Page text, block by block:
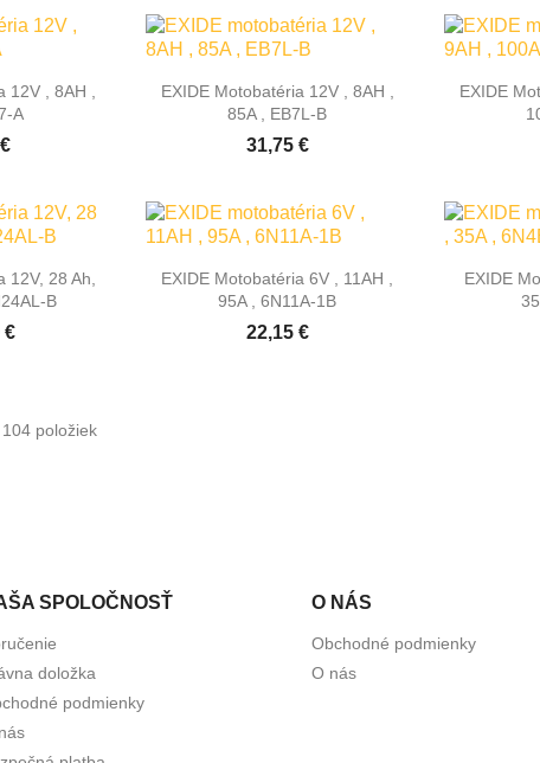
12V , 8AH ,
A
 Rýchly náhľad
EXIDE Motobatéria 12V , 8AH ,
85A , EB7L-B
31,75 €

EXIDE
12V, 28 Ah,
B
€
 Rýchly náhľad
EXIDE Motobatéria 6V , 11AH ,
95A , 6N11A-1B
22,15 €

EXIDE
položiek
SPOLOČNOSŤ
doložka
podmienky
O NÁS
Obchodné podmienky
O nás